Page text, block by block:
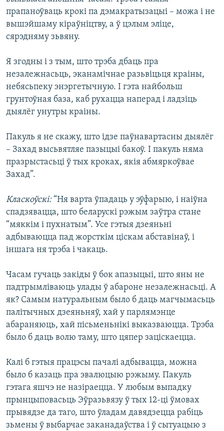
прапаноўваць крокі па дэмакратызацыі – можа і не
вышэйшаму кіраўніцтву, а ў цэлым эліце,
сярэдняму зьвяну.
Я згодны і з тым, што трэба дбаць пра
незалежнасьць, эканамічнае разьвіцьця краіны,
небясьпеку энэргетычную. І гэта найбольш
грунтоўная база, каб рухацца наперад і ладзіць
дыялёг унутры краіны.
Пакуль я не скажу, што ідзе паўнавартасны дыялёг
– Захад высьвятляе пазыцыі бакоў. І пакуль няма
празрыстасьці ў тых кроках, якія абмяркоўвае
Захад”.
Класкоўскі:“Ня варта ўпадаць у эўфарыю, і наіўна
спадзявацца, што беларускі рэжым заўтра стане
“мяккім і пухнатым”. Усе гэтыя дзеяньні
адбываюцца пад жорсткім ціскам абставінаў, і
іншага ня трэба і чакаць.
Часам гучаць закіды ў бок апазыцыі, што яны не
падтрымліваюць улады ў абароне незалежнасьці. А
як? Самым натуральным было б даць магчымасьць
палітычных дзеяньняў, хай у парлямэнце
абараняюць, хай пісьменьнікі выказваюцца. Трэба
было б даць волю таму, што цяпер заціскаецца.
Калі б гэтыя працэсы пачалі адбывацца, можна
было б казаць пра эвалюцыю рэжыму. Пакуль
гэтага яшчэ не назіраецца. У любым выпадку
прынцыповасьць Эўразьвязу ў тых 12-ці ўмовах
прывядзе да таго, што ўладам давядзецца рабіць
зьмены ў выбарчае заканадаўства і ў сытуацыю з